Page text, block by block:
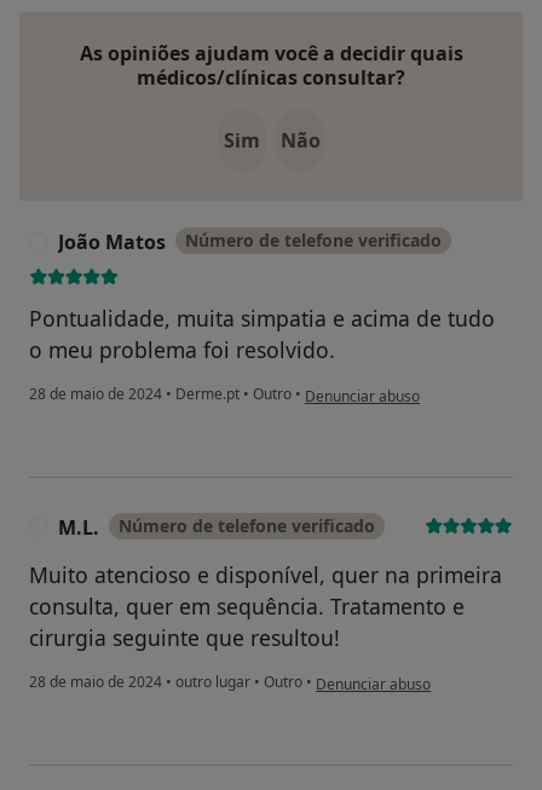
As opiniões ajudam você a decidir quais
médicos/clínicas consultar?
Sim Não
João Matos Número de telefone verificado
Pontualidade, muita simpatia e acima de tudo
o meu problema foi resolvido.
28 de maio de 2024 • Derme.pt • Outro • na opinião do utilizador João Matos
Denunciar abuso
M.L. Número de telefone verificado
Muito atencioso e disponível, quer na primeira
consulta, quer em sequência. Tratamento e
cirurgia seguinte que resultou!
28 de maio de 2024 • outro lugar • Outro • na opinião do utilizador M.L.
Denunciar abuso